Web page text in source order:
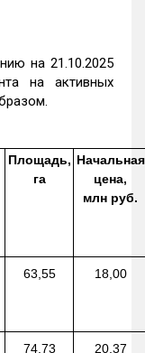
на 21.10.2025
на активных
Площадь,
га
Начальная
цена,
млн руб.
63,55 18,00
74,73 20,37